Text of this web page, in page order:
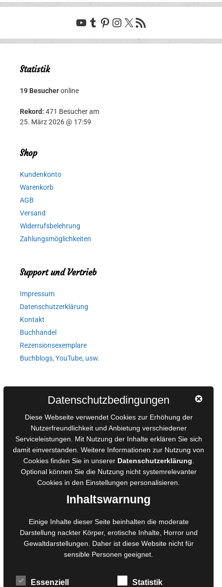
YouTube
Tumblr
Pinterest
Instagram
X RSS-Feed
Statistik
19 Besucheronline
Rekord: 471 Besucher am
25. März 2026 @ 17:59
Shop
Kundenkonto
Warenkorb
AGB
Versand
Widerrufsbelehrung
Zahlungsmöglichkeiten
Support und Vertrieb
Impressum
Datenschutzerklärung
Kontakt
Buchhandel
Rezensionsexemplare
Buchblogs, YouTube, usw.
AGB für Medienprojekte
Online-Artikel
Manuskripte einreichen
Ausschreibungen
Belegexemplare
Eigenbedarfsexemplare
Foto- und Bildbearbeitung
Fotorestauration
Creative Artwork
MPS Fotografie
Datenschutzbedingungen
Diese Webseite verwendet Cookies zur Erhöhung der
Nutzerfreundlichkeit und Anbietung verschiedener
Serviceleistungen. Mit Nutzung der Inhalte erklären Sie sich
damit einverstanden. Weitere Informationen zur Nutzung von
Cookies finden Sie in unserer Datenschutzerklärung
Optional können Sie die Nutzung nicht systemrelevanter
Cookies in den Einstellungen personalisieren.
Inhaltswarnung
Einige Inhalte dieser Seite beinhalten die moderate
Darstellung nackter Körper, erotische Inhalte, Horror und
Gewaltdarstellungen. Daher ist diese Website nicht für
sensible Personen geeignet.
Essenziell Statistik